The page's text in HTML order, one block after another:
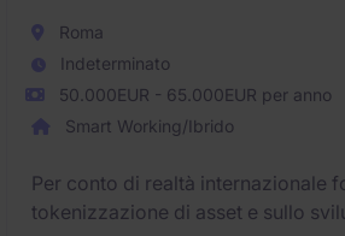
Roma
Indeterminato
50.000EUR - 65.000EUR per anno
Smart Working/Ibrido
Per conto di realtà internazionale
tokenizzazione di asset e sullo